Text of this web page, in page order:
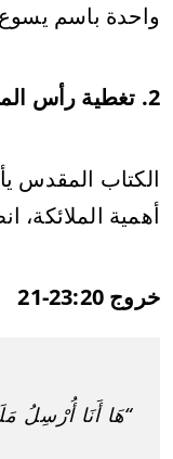
واحدة باسم
2. تغطية رأس المرأة في العبادة
أهمية
خروج 23:20-21
“هَا أَنَا أُرْسِلُ